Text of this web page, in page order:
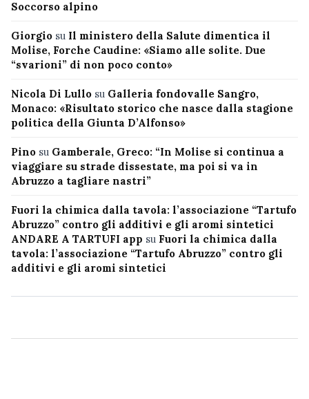
Soccorso alpino
Giorgio su Il ministero della Salute dimentica il
Molise, Forche Caudine: «Siamo alle solite. Due
“svarioni” di non poco conto»
Nicola Di Lullo su Galleria fondovalle Sangro,
Monaco: «Risultato storico che nasce dalla stagione
politica della Giunta D’Alfonso»
Pino su Gamberale, Greco: “In Molise si continua a
viaggiare su strade dissestate, ma poi si va in
Abruzzo a tagliare nastri”
Fuori la chimica dalla tavola: l’associazione “Tartufo
Abruzzo” contro gli additivi e gli aromi sintetici
ANDARE A TARTUFI app su Fuori la chimica dalla
tavola: l’associazione “Tartufo Abruzzo” contro gli
additivi e gli aromi sintetici